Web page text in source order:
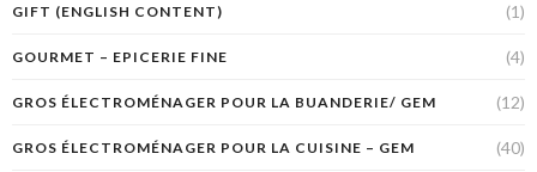
GIFT (ENGLISH CONTENT) (1)
GOURMET – EPICERIE FINE (4)
GROS ÉLECTROMÉNAGER POUR LA BUANDERIE/ GEM (12)
GROS ÉLECTROMÉNAGER POUR LA CUISINE – GEM (40)